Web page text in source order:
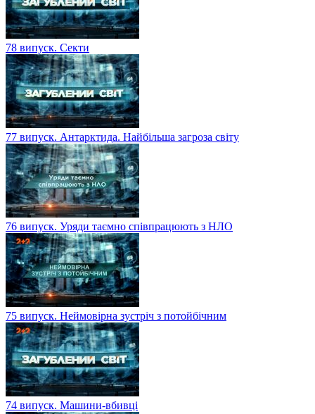
78 випуск. Секти
77 випуск. Антарктида. Найбільша загроза світу
76 випуск. Уряди таємно співпрацюють з НЛО
75 випуск. Неймовірна зустріч з потойбічним
74 випуск. Машини-вбивці